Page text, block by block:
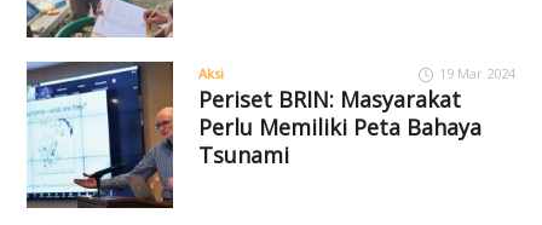
Aksi 19 Mar 2024
Periset BRIN: Masyarakat
Perlu Memiliki Peta Bahaya
Tsunami